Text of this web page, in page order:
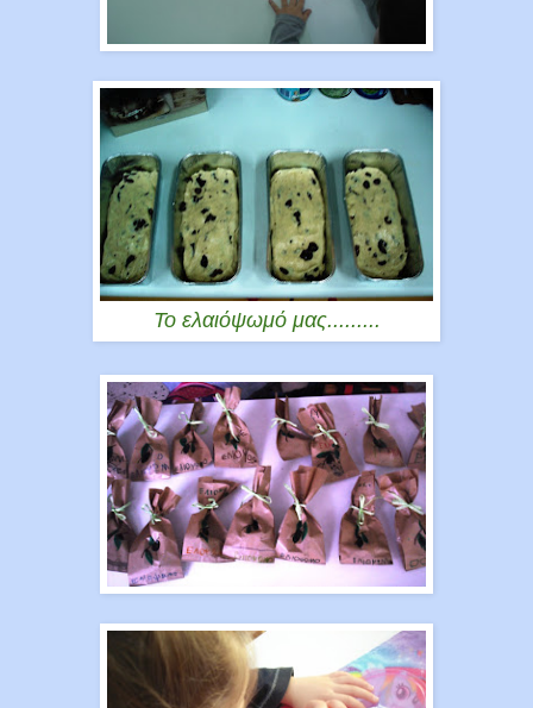
Το ελαιόψωμό μας.........